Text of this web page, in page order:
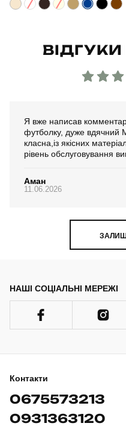
Я вже написав
футболку, дуже вдячний
класна,із якісних
рівень обслуговування
Аман
11.06.2026
НАШІ СОЦІАЛЬНІ МЕРЕЖІ
Контакти
0675573213
0931363120